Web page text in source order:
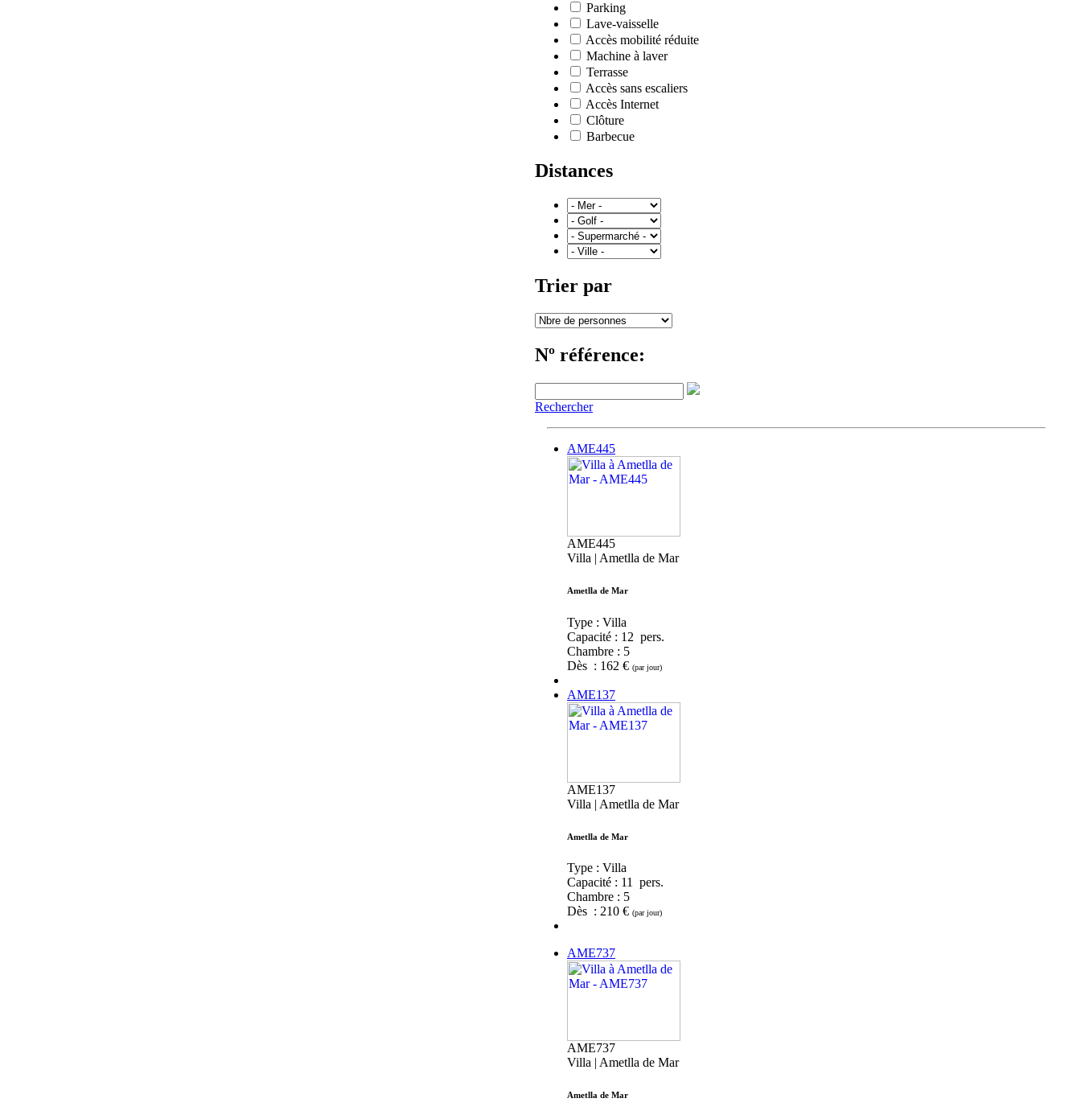
Parking
Lave-vaisselle
Accès mobilité réduite
Machine à laver
Terrasse
Accès sans escaliers
Accès Internet
Clôture
Barbecue
Distances
Trier par
Nº référence:
Rechercher
AME445
AME445
Villa | Ametlla de Mar
Ametlla de Mar
Type : Villa
Capacité : 12 pers.
Chambre : 5
Dès : 162 € (par jour)
AME137
AME137
Villa | Ametlla de Mar
Ametlla de Mar
Type : Villa
Capacité : 11 pers.
Chambre : 5
Dès : 210 € (par jour)
AME737
AME737
Villa | Ametlla de Mar
Ametlla de Mar